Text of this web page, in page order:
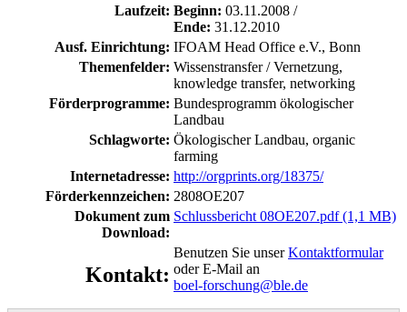
Laufzeit: Beginn: 03.11.2008 /
Ende: 31.12.2010
Ausf. Einrichtung: IFOAM Head Office e.V., Bonn
Themenfelder: Wissenstransfer / Vernetzung,
knowledge transfer, networking
Förderprogramme: Bundesprogramm ökologischer
Landbau
Schlagworte: Ökologischer Landbau, organic
farming
Internetadresse: http://orgprints.org/18375/
Förderkennzeichen: 2808OE207
Dokument zum
Download:
Schlussbericht 08OE207.pdf (1,1 MB)
Kontakt:
Benutzen Sie unserKontaktformular
oder E-Mail an
boel-forschung@ble.de